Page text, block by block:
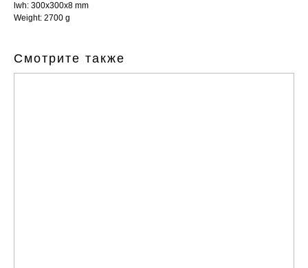
lwh: 300x300x8 mm
Weight: 2700 g
Смотрите также